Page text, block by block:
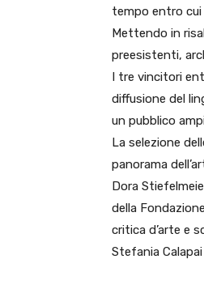
tempo entro cui
Mettendo in
preesistenti,
I tre vincitori
diffusione del
un pubblico
La selezione
panorama
Dora
della
critica d’arte e
Stefania